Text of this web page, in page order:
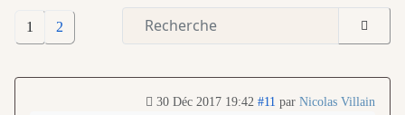
1 2
30 Déc 2017 19:42 #11 par Nicolas Villain